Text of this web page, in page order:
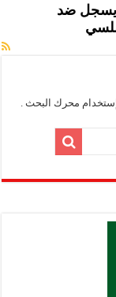
يسجل ضد
محرك البحث .